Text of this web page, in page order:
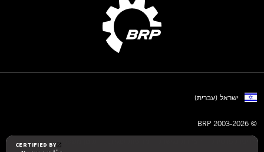
ישראל (עברית)
© BRP 2003-2026
מדיניות פרטיות
תקנון משפטי